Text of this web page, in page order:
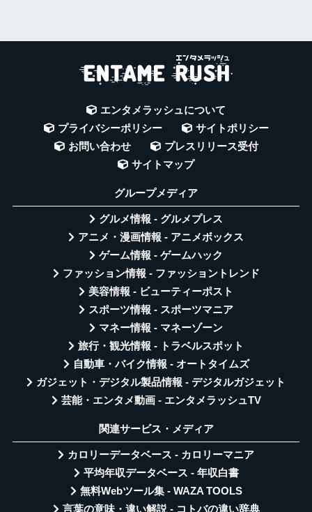
エンタメラッシュについて
プライバシーポリシー
サイトポリシー
お問い合わせ
プレスリリース受付
サイトマップ
グループメディア
グルメ情報 - グルメプレス
アニメ・漫画情報 - アニメボックス
ゲーム情報 - ゲームハック
ファッション情報 - ファッショントレンド
美容情報 - ビューティーポスト
スポーツ情報 - スポーツマニア
マネー情報 - マネーゾーン
旅行・観光情報 - トラベルスポット
自動車・バイク情報 - オートタイムズ
ガジェット・デジタル製品情報 - デジタルガジェット
芸能・エンタメ動画 - エンタメラッシュTV
関連サービス・メディア
カロリーデータベース - カロリーマニア
平均年収データベース - 年収白書
無料Webツール集 - WAZA TOOLS
言葉の意味・違い解説 - コトバの違い辞典